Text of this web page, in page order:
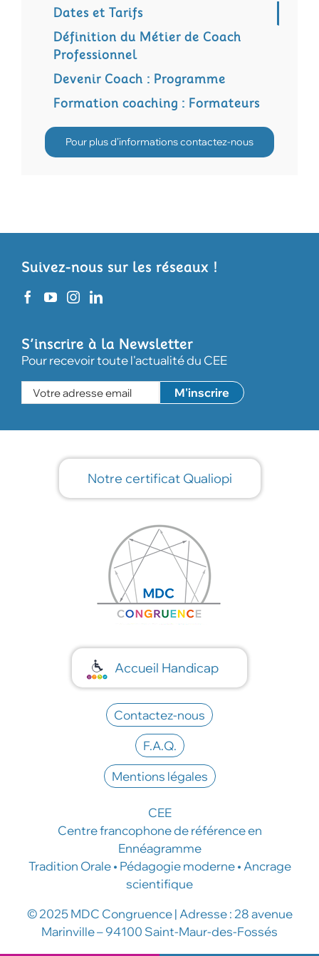
Dates et Tarifs
Définition du Métier de Coach
Professionnel
Devenir Coach : Programme
Formation coaching : Formateurs
Pour plus d’informations contactez-nous
Suivez-nous sur les réseaux !
S’inscrire à la Newsletter
Pour recevoir toute l'actualité du CEE
Notre certificat Qualiopi
Accueil Handicap
Contactez-nous
F.A.Q.
Mentions légales
CEE
Centre francophone de référence en
Ennéagramme
Tradition Orale • Pédagogie moderne • Ancrage
scientifique
© 2025 MDC Congruence | Adresse : 28 avenue
Marinville – 94100 Saint-Maur-des-Fossés